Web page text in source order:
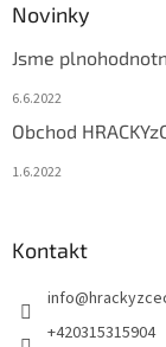
Novinky
Jsme
6.6.2022
Obchod
1.6.2022
Kontakt
info@
+420315315904